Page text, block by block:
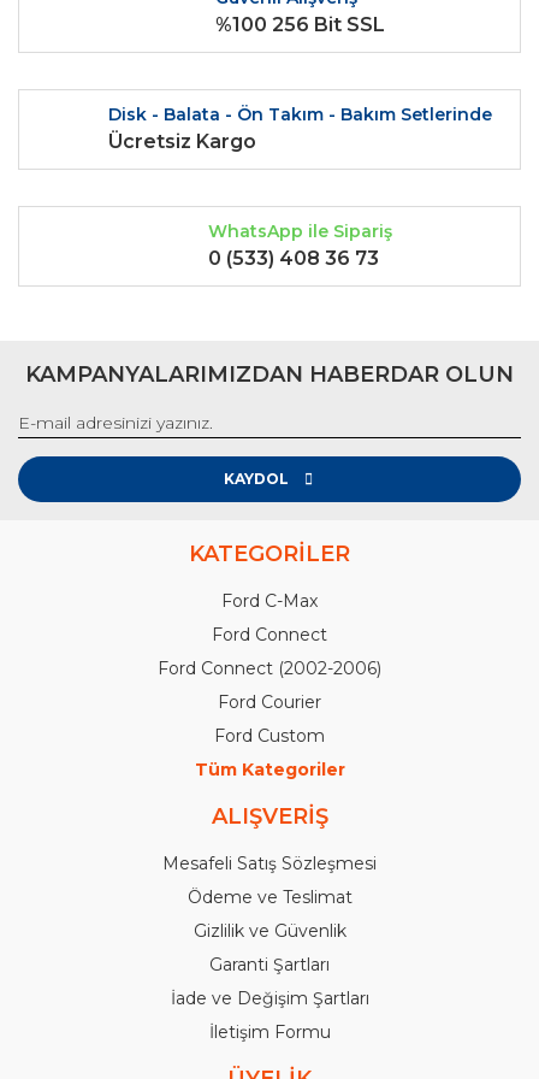
Ürün fiyatı diğer sitelerden daha pahalı.
%100 256 Bit SSL
Disk - Balata - Ön Takım - Bakım Setlerinde
Ücretsiz Kargo
WhatsApp ile Sipariş
0 (533) 408 36 73
KAMPANYALARIMIZDAN HABERDAR OLUN
KAYDOL
KATEGORİLER
Ford C-Max
Ford Connect
Ford Connect (2002-2006)
Ford Courier
Ford Custom
Tüm Kategoriler
ALIŞVERİŞ
Mesafeli Satış Sözleşmesi
Ödeme ve Teslimat
Gizlilik ve Güvenlik
Garanti Şartları
İade ve Değişim Şartları
İletişim Formu